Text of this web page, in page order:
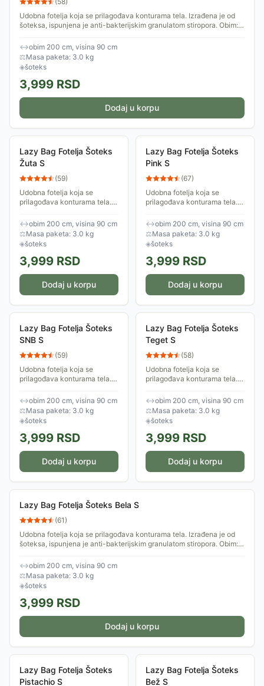
Udobna fotelja koja se prilagođava konturama tela. Izrađena je od
šoteksa, ispunjena je anti-bakterijskim granulatom stiropora. Obim:
↔obim 200 cm, visina 90 cm
⚖Masa paketa: 3.0 kg
◈šoteks
3,999 RSD
Dodaj u korpu
Lazy Bag Fotelja Šoteks
Žuta S
(59)
Udobna fotelja koja se
prilagođava konturama tela.
ispunjena je anti-bakterijskim
granulatom stiropora. Obim:
200cm.
↔obim 200 cm, visina 90 cm
⚖Masa paketa: 3.0 kg
◈šoteks
3,999 RSD
Dodaj u korpu
Lazy Bag Fotelja Šoteks
Pink S
(67)
Udobna fotelja koja se
prilagođava konturama tela.
ispunjena je anti-bakterijskim
granulatom stiropora. Obim:
200cm.
↔obim 200 cm, visina 90 cm
⚖Masa paketa: 3.0 kg
◈šoteks
3,999 RSD
Dodaj u korpu
Lazy Bag Fotelja Šoteks
SNB S
(59)
Udobna fotelja koja se
prilagođava konturama tela.
ispunjena je anti-bakterijskim
granulatom stiropora. Obim:
200cm.
↔obim 200 cm, visina 90 cm
⚖Masa paketa: 3.0 kg
◈šoteks
3,999 RSD
Dodaj u korpu
Lazy Bag Fotelja Šoteks
Teget S
(58)
Udobna fotelja koja se
prilagođava konturama tela.
ispunjena je anti-bakterijskim
granulatom stiropora. Obim:
200cm.
↔obim 200 cm, visina 90 cm
⚖Masa paketa: 3.0 kg
◈šoteks
3,999 RSD
Dodaj u korpu
Lazy Bag Fotelja Šoteks Bela S
(61)
Udobna fotelja koja se prilagođava konturama tela. Izrađena je od
šoteksa, ispunjena je anti-bakterijskim granulatom stiropora. Obim:
↔obim 200 cm, visina 90 cm
⚖Masa paketa: 3.0 kg
◈šoteks
3,999 RSD
Dodaj u korpu
Lazy Bag Fotelja Šoteks
Pistachio S
Lazy Bag Fotelja Šoteks
Bež S